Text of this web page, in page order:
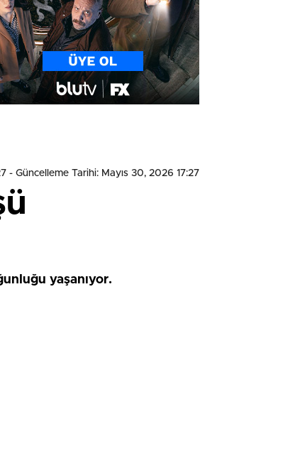
- Güncelleme Tarihi: Mayıs 30, 2026 17:27
yaşanıyor.